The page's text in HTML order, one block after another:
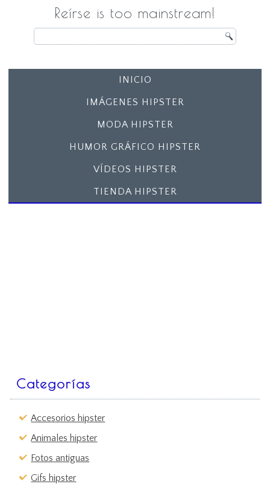
Reírse is too mainstream!
INICIO
IMÁGENES HIPSTER
MODA HIPSTER
HUMOR GRÁFICO HIPSTER
VÍDEOS HIPSTER
TIENDA HIPSTER
Categorías
Accesorios hipster
Animales hipster
Fotos antiguas
Gifs hipster